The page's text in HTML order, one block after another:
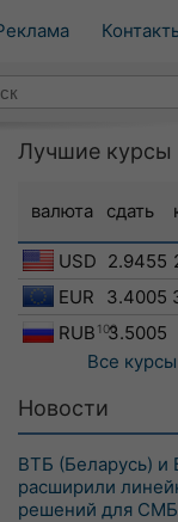
Лучшие курсы
валюта сдать
USD 2.9455
EUR
3.4005
RUB 1003.5005
Все курсы
Новости
ВТБ (Беларусь) и
расширили
решений для СМБ